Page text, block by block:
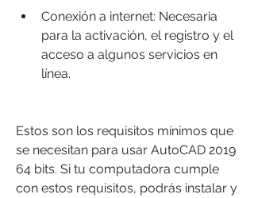
Conexión a internet: Necesaria
para la activación, el registro y el
acceso a algunos servicios en
línea.
Estos son los requisitos mínimos que
se necesitan para usar AutoCAD 2019
64 bits. Si tu computadora cumple
con estos requisitos, podrás instalar y